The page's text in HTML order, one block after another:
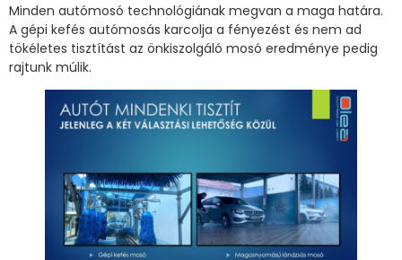
Minden autómosó technológiának megvan a maga határa.
A gépi kefés autómosás karcolja a fényezést és nem ad
tökéletes tisztítást az önkiszolgáló mosó eredménye pedig
rajtunk múlik.